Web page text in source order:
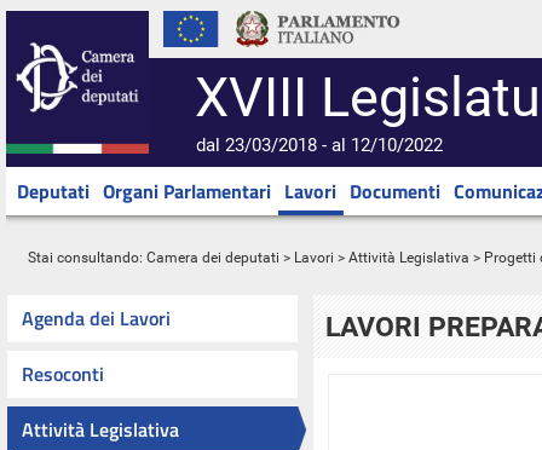
XVIII
dal 23/03/2018 - al 12/10/2022
Deputati Organi Parlamentari Lavori Documenti
Stai consultando: Camera dei deputati > Lavori > Attività Legislativa > Progetti
Agenda dei Lavori
Resoconti
Attività Legislativa
LAVORI